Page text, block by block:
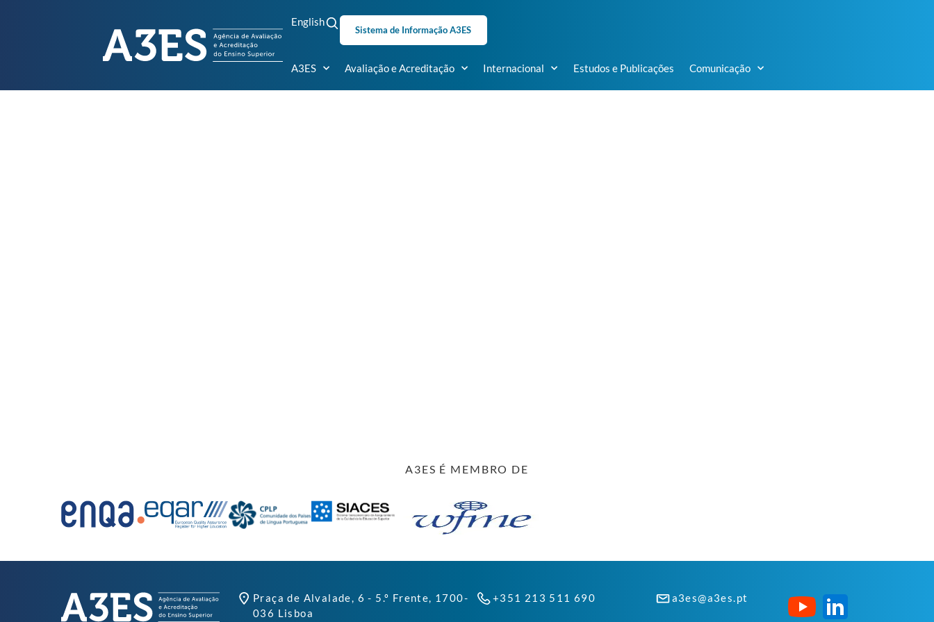
English
Sistema de Informação A3ES
A3ES Avaliação e Acreditação Internacional Estudos e Publicações Comunicação
A3ES É MEMBRO DE
Praça de Alvalade, 6 - 5.º Frente, 1700-
036 Lisboa
+351 213 511 690 a3es@a3es.pt